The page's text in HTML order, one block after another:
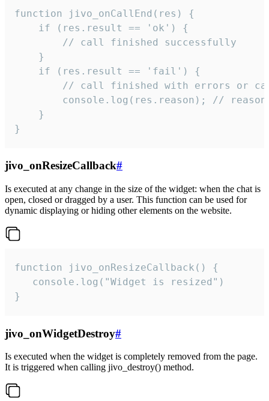
function jivo_onCallEnd(res) {
    if (res.result == 'ok') {
        // call finished successfully
    }
    if (res.result == 'fail') {
// call finished with errors or
console.log(res.reason); //
    }
}
jivo_onResizeCallback#
Is executed at any change in the size of the widget: when the chat is
open, closed or dragged by a user. This function can be used for
dynamic displaying or hiding other elements on the website.
function jivo_onResizeCallback() {
   console.log("Widget is resized")
}
jivo_onWidgetDestroy#
Is executed when the widget is completely removed from the page.
It is triggered when calling jivo_destroy() method.